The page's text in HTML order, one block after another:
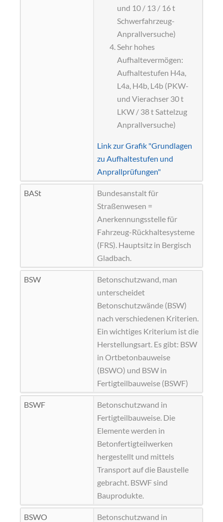
und 10 / 13 / 16 t
Schwerfahrzeug-
Anprallversuche)
Sehr hohes
Aufhaltevermögen:
Aufhaltestufen H4a,
L4a, H4b, L4b (PKW-
und Vierachser 30 t
LKW / 38 t Sattelzug
Anprallversuche)
Link zur Grafik "Grundlagen
zu Aufhaltestufen und
Anprallprüfungen"
BASt
Bundesanstalt für
Straßenwesen =
Anerkennungsstelle für
Fahrzeug-Rückhaltesysteme
(FRS). Hauptsitz in Bergisch
Gladbach.
BSW
Betonschutzwand, man
unterscheidet
Betonschutzwände (BSW)
nach verschiedenen Kriterien.
Ein wichtiges Kriterium ist die
Herstellungsart. Es gibt: BSW
in Ortbetonbauweise
(BSWO) und BSW in
Fertigteilbauweise (BSWF)
BSWF
Betonschutzwand in
Fertigteilbauweise. Die
Elemente werden in
Betonfertigteilwerken
hergestellt und mittels
Transport auf die Baustelle
gebracht. BSWF sind
Bauprodukte.
BSWO
Betonschutzwand in